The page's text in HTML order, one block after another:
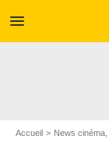
menu
Accueil News